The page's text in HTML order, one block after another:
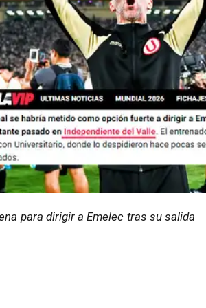
para dirigir a Emelec tras su salida